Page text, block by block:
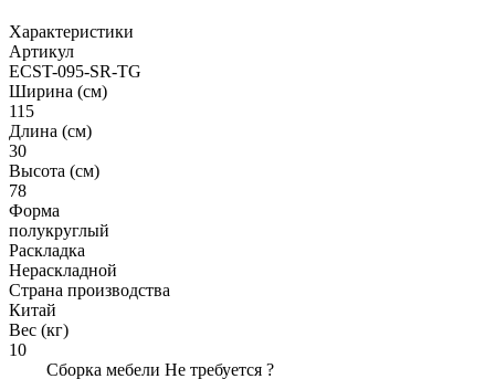
Характеристики
Артикул
ECST-095-SR-TG
Ширина (см)
115
Длина (см)
30
Высота (см)
78
Форма
полукруглый
Раскладка
Нераскладной
Страна производства
Китай
Вес (кг)
10
Сборка мебели Не требуется ?